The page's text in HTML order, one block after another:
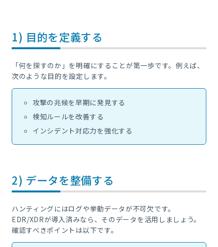
1) 目的を定義する
「何を探すのか」を明確にすることが第一歩です。例えば、
次のような目的を設定します。
攻撃の兆候を早期に発見する
検知ルールを改善する
インシデント対応力を強化する
2) データを整備する
ハンティングにはログや挙動データが不可欠です。
EDR/XDRが導入済みなら、そのデータを活用しましょう。
確認すべきポイントは以下です。